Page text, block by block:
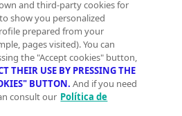
and third-party cookies for
show you personalized
prepared from your
pages visited). You can
the "Accept cookies" button,
THEIR USE BY PRESSING THE
BUTTON. And if you need
consult our Política de